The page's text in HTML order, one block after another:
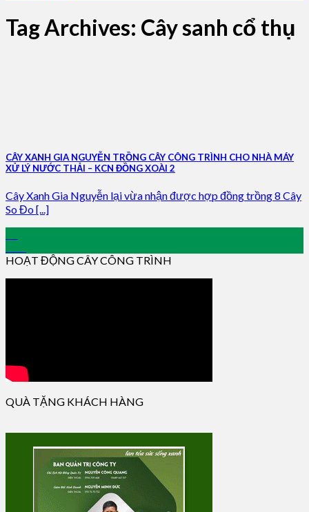
Tag Archives: Cây sanh cổ thụ
CÂY XANH GIA NGUYỄN TRỒNG CÂY CÔNG TRÌNH CHO NHÀ MÁY
XỬ LÝ NƯỚC THẢI – KCN ĐỒNG XOÀI 2
Cây Xanh Gia Nguyễn lại vừa nhận được hợp đồng trồng 8 Cây
So Đo [...]
HOẠT ĐỘNG CÂY CÔNG TRÌNH
QUÀ TẶNG KHÁCH HÀNG